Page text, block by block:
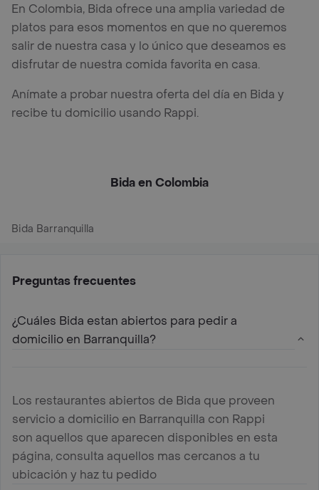
En Colombia, Bida ofrece una amplia variedad de
platos para esos momentos en que no queremos
salir de nuestra casa y lo único que deseamos es
disfrutar de nuestra comida favorita en casa.
Anímate a probar nuestra oferta del día en Bida y
recibe tu domicilio usando Rappi.
Bida en Colombia
Bida Barranquilla
Preguntas frecuentes
¿Cuáles Bida estan abiertos para pedir a
domicilio en Barranquilla?
Los restaurantes abiertos de Bida que proveen
servicio a domicilio en Barranquilla con Rappi
son aquellos que aparecen disponibles en esta
página, consulta aquellos mas cercanos a tu
ubicación y haz tu pedido